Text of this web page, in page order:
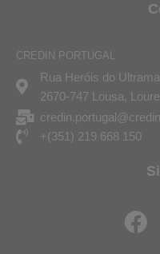
CREDIN PORTUGAL
Rua Heróis do
2670-747 Lousa,
+(351) 219 668 150
F
a